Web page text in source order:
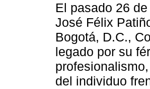
El pasado 26
José Félix
Bogotá, D.C.,
legado por su
del individuo